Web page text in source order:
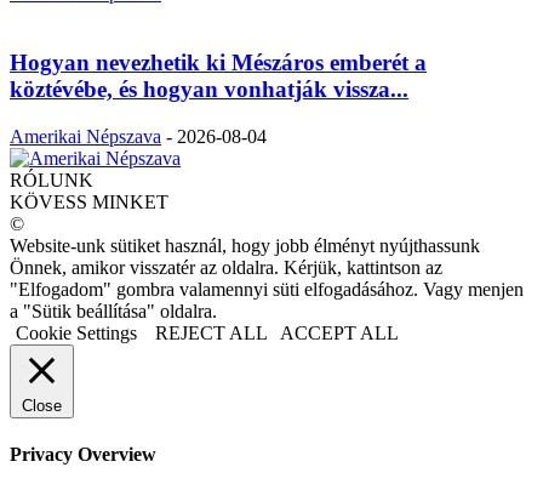
Hogyan nevezhetik ki Mészáros emberét a
köztévébe, és hogyan vonhatják vissza...
Amerikai Népszava - 2026-08-04
RÓLUNK
KÖVESS MINKET
©
Website-unk sütiket használ, hogy jobb élményt nyújthassunk
Önnek, amikor visszatér az oldalra. Kérjük, kattintson az
"Elfogadom" gombra valamennyi süti elfogadásához. Vagy menjen
a "Sütik beállítása" oldalra.
Cookie Settings
REJECT ALL ACCEPT ALL
Close
Privacy Overview